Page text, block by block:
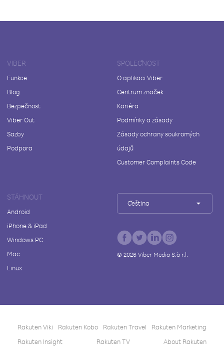
VIBER
Funkce
Blog
Bezpečnost
Viber Out
Sazby
Podpora
SPOLEČNOST
O aplikaci Viber
Centrum značek
Kariéra
Podmínky a zásady
Zásady ochrany soukromých
údajů
Customer Complaints Code
STÁHNOUT
Android
iPhone & iPad
Windows PC
Mac
Linux
Čeština
© 2026Viber Media S.à r.l.
Rakuten Viki Rakuten Kobo Rakuten Travel
Rakuten Marketing
Rakuten Insight
Rakuten TV About Rakuten